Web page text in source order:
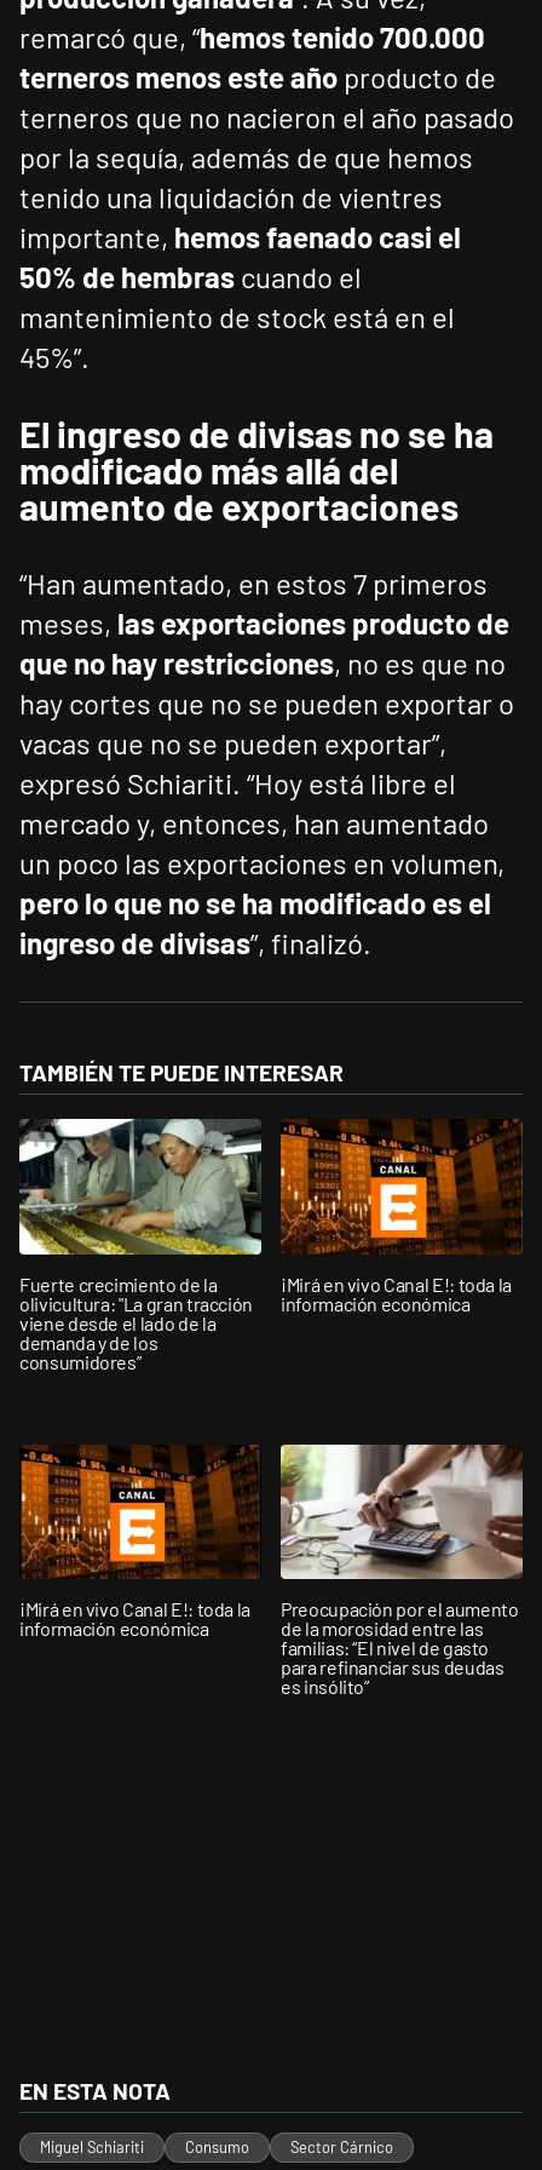
remarcó que, “hemos tenido 700.000
terneros menos este año producto de
terneros que no nacieron el año pasado
por la sequía, además de que hemos
tenido una liquidación de vientres
importante, hemos faenado casi el
50% de hembras cuando el
mantenimiento de stock está en el
45%”.
El ingreso de divisas no se ha
modificado más allá del
aumento de exportaciones
“Han aumentado, en estos 7 primeros
meses, las exportaciones producto de
que no hay restricciones, no es que no
hay cortes que no se pueden exportar o
vacas que no se pueden exportar”,
expresó Schiariti. “Hoy está libre el
mercado y, entonces, han aumentado
un poco las exportaciones en volumen,
pero lo que no se ha modificado es el
ingreso de divisas”, finalizó.
TAMBIÉN TE PUEDE INTERESAR
Fuerte crecimiento de la
olivicultura: "La gran tracción
viene desde el lado de la
demanda y de los
consumidores”
¡Mirá en vivo Canal E!: toda la
información económica
¡Mirá en vivo Canal E!: toda la
información económica
Preocupación por el aumento
de la morosidad entre las
familias: “El nivel de gasto
para refinanciar sus deudas
es insólito”
EN ESTA NOTA
Miguel Schiariti Consumo Sector Cárnico